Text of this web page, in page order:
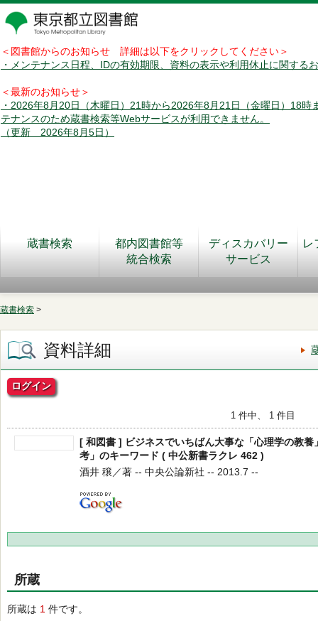
＜図書館からのお知らせ 詳細は以下をクリックしてください＞
・メンテナンス日程、IDの有効期限、資料の表示や利用休止に関する
＜最新のお知らせ＞
・2026年8月20日（木曜日）21時から2026年8月21日（金曜日）18時
テナンスのため蔵書検索等Webサービスが利用できません。
（更新 2026年8月5日）
蔵書検索
都内図書館等
統合検索
ディスカバリー
サービス
レ
蔵書検索 >
資料詳細
ログイン
1 件中、 1 件目
[ 和図書 ] ビジネスでいちばん大事な「心理学の教養
考」のキーワード ( 中公新書ラクレ 462 )
酒井 穣／著 -- 中央公論新社 -- 2013.7 --
所蔵
所蔵は 1 件です。